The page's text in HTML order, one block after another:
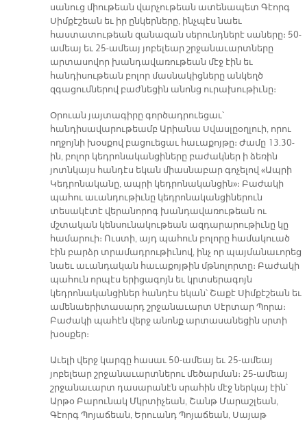
սանուց միութեան վարչութեան ատենապետ Գէորգ
Սիմքէշեան եւ իր ընկերները, ինչպէս նաեւ
հաստատութեան զանազան սերունդներէ սաները։ 50-
ամեայ եւ 25-ամեայ յոբելեար շրջանաւարտները
արտասովոր խանդավառութեան մէջ էին եւ
հանդիսութեան բոլոր մասնակիցները անկեղծ
զգացումներով բաժնեցին անոնց ուրախութիւնը։
Օրուան յայտագիրը գործադրուեցաւ՝
հանդիսավարութեամբ Արիանա Սվասլըօղլուի, որու
ողջոյնի խօսքով բացուեցաւ հաւաքոյթը։ Ժամը 13.30-
ին, բոլոր կեդրոնականցիները բաժակներ ի ձեռին
յոտնկայս հանդէս եկան միասնաբար գոչելով «Ապրի
Կեդրոնականը, ապրի կեդրոնականցին»։ Բաժակի
պահու աւանդութիւնը կեդրոնականցիներուն
տեսակէտէ վերանորոգ խանդավառութեան ու
մշտական կենսունակութեան ազդարարութիւնը կը
համարուի։ Ուստի, այդ պահուն բոլորը համակուած
էին բարձր տրամադրութիւնով, ինչ որ պայմանաւորեց
նաեւ աւանդական հաւաքոյթին մթնոլորտը։ Բաժակի
պահուն որպէս երիցագոյն եւ կրտսերագոյն
կեդրոնականցիներ հանդէս եկան՝ Շաքէ Սիմքէշեան եւ
ամենաերիտասարդ շրջանաւարտ Սէրտար Պորա։
Բաժակի պահէն վերջ անոնք արտասանեցին սրտի
խօսքեր։
Աւելի վերջ կարգը հասաւ 50-ամեայ եւ 25-ամեայ
յոբելեար շրջանաւարտներու մեծարման։ 25-ամեայ
շրջանաւարտ դասարանէն սրահին մէջ ներկայ էին՝
Արթօ Բարունակ Մկրտիչեան, Շանթ Մարաշլեան,
Գէորգ Պոյաճեան, Երուանդ Պոյաճեան, Սայաթ